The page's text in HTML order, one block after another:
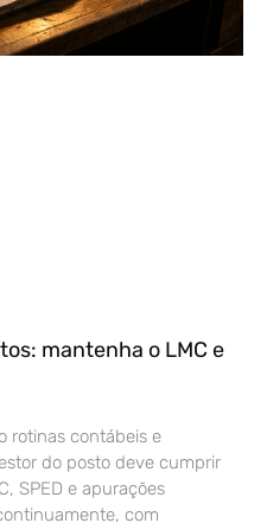
mantenha o LMC e
rotinas contábeis e
do posto deve cumprir
SPED e apurações
com